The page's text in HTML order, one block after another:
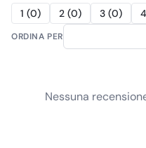
1 (0) 2 (0) 3 (0) 4
ORDINA PER
Nessuna